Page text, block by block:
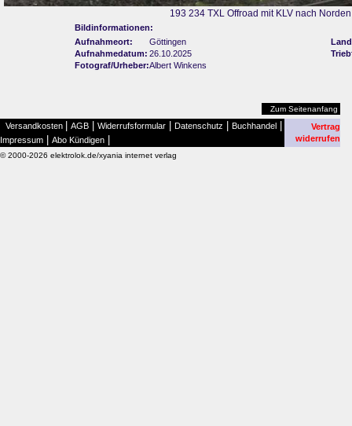
193 234 TXL Offroad mit KLV nach
Bildinformationen:
Aufnahmeort:
Göttingen
Aufnahmedatum: 26.10.2025
Fotograf/Urheber:Albert Winkens
Zum Seitenanfang
Versandkosten AGB Widerrufsformular Datenschutz Buchhandel
Impressum Abo Kündigen
Vertrag
widerrufen
© 2000-2026 elektrolok.de/xyania internet verlag